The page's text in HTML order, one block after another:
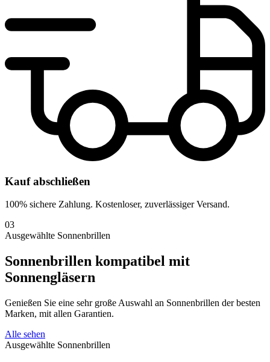
Kauf abschließen
100% sichere Zahlung. Kostenloser, zuverlässiger Versand.
03
Ausgewählte Sonnenbrillen
Sonnenbrillen kompatibel mit
Sonnengläsern
Genießen Sie eine sehr große Auswahl an Sonnenbrillen der besten
Marken, mit allen Garantien.
Alle sehen
Ausgewählte Sonnenbrillen